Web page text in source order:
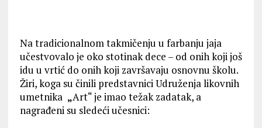
Na tradicionalnom takmičenju u farbanju jaja
učestvovalo je oko stotinak dece – od onih koji još
idu u vrtić do onih koji završavaju osnovnu školu.
Žiri, koga su činili predstavnici Udruženja likovnih
umetnika „Art“ je imao težak zadatak, a
nagrađeni su sledeći učesnici: